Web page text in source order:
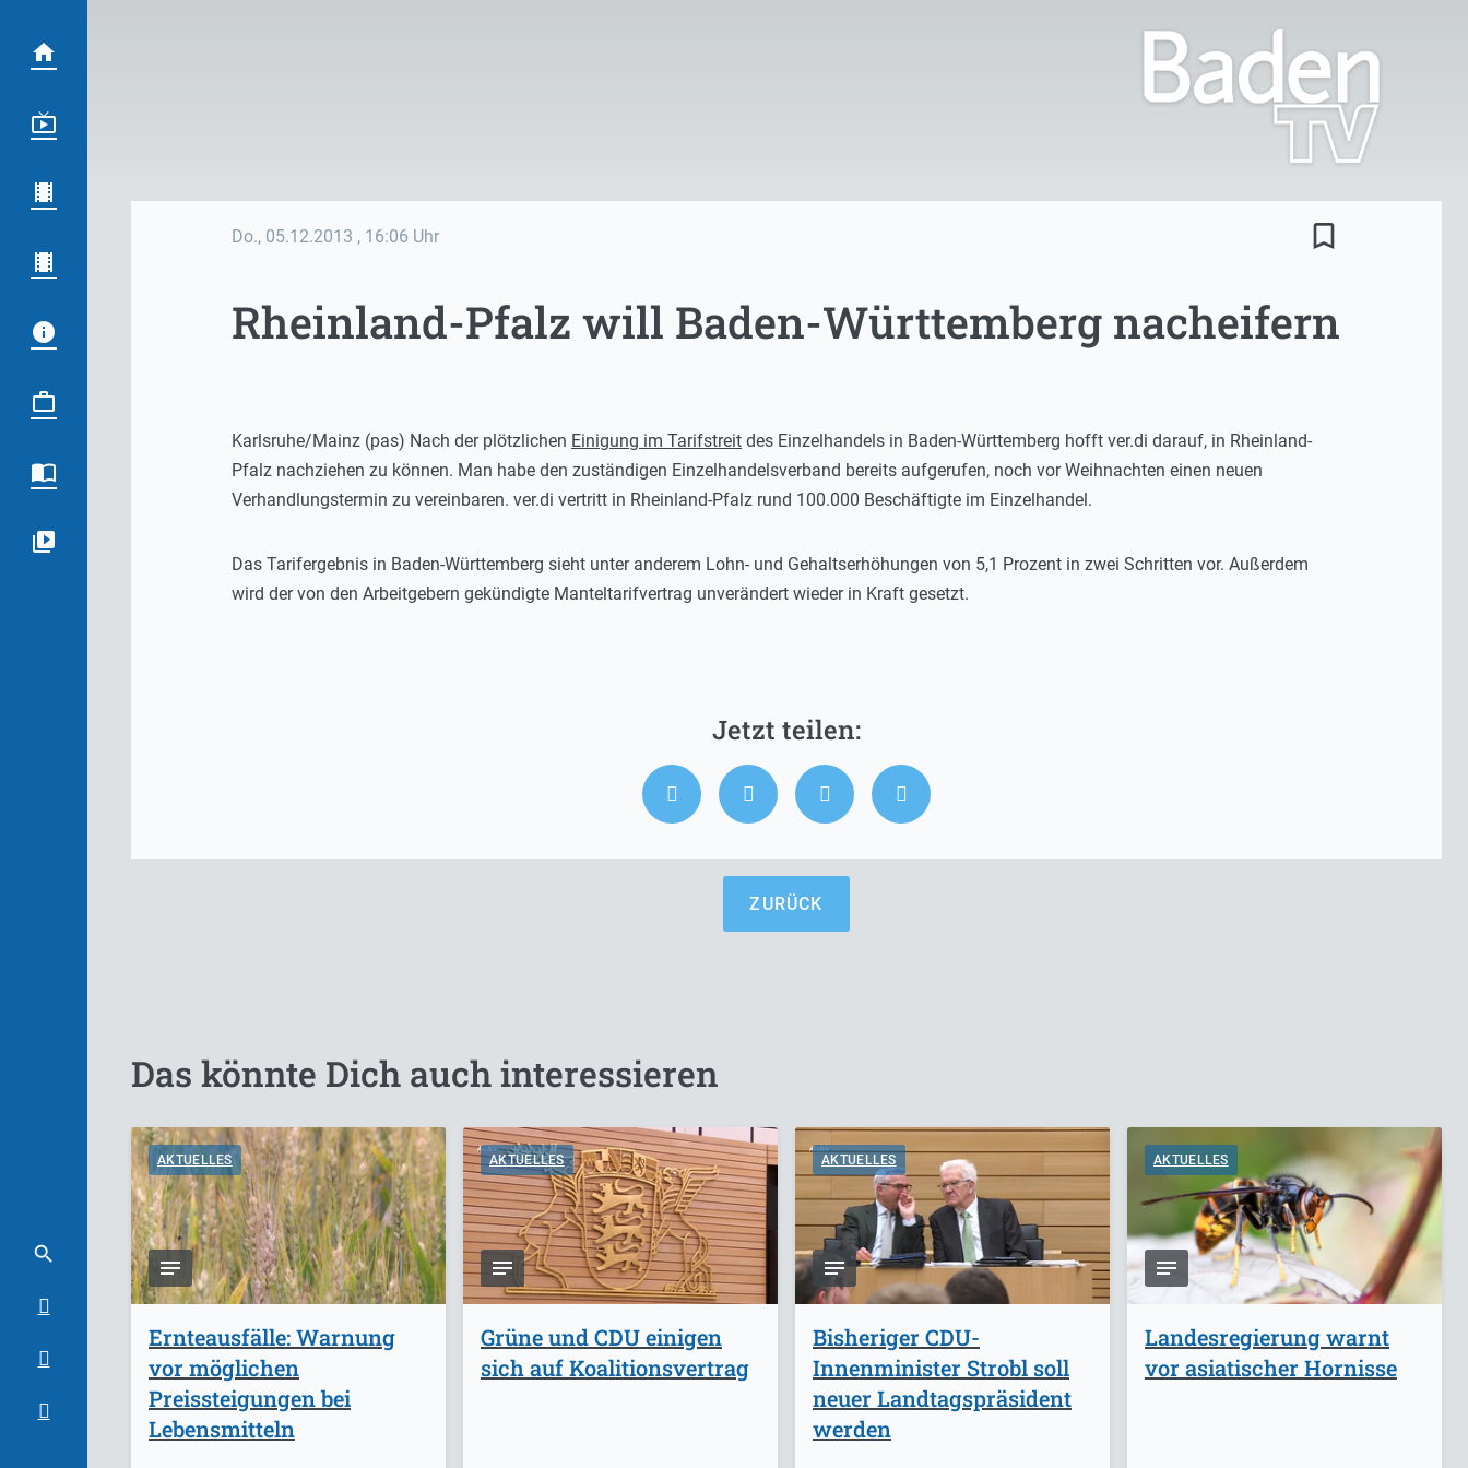
Do., 05.12.2013 , 16:06 Uhr bookmark_border
Rheinland-Pfalz will Baden-Württemberg nacheifern
Karlsruhe/Mainz (pas) Nach der plötzlichen Einigung im Tarifstreit des Einzelhandels in Baden-Württemberg hofft ver.di darauf, in Rheinland-
Pfalz nachziehen zu können. Man habe den zuständigen Einzelhandelsverband bereits aufgerufen, noch vor Weihnachten einen neuen
Verhandlungstermin zu vereinbaren. ver.di vertritt in Rheinland-Pfalz rund 100.000 Beschäftigte im Einzelhandel.
Das Tarifergebnis in Baden-Württemberg sieht unter anderem Lohn- und Gehaltserhöhungen von 5,1 Prozent in zwei Schritten vor. Außerdem
wird der von den Arbeitgebern gekündigte Manteltarifvertrag unverändert wieder in Kraft gesetzt.
ZURÜCK
Das könnte Dich auch interessieren
AKTUELLES
Ernteausfälle: Warnung
vor möglichen
Preissteigungen bei
Lebensmitteln
AKTUELLES
Grüne und CDU einigen
sich auf Koalitionsvertrag
AKTUELLES
Bisheriger CDU-
Innenminister Strobl soll
neuer Landtagspräsident
werden
AKTUELLES
Landesregierung warnt
vor asiatischer Hornisse